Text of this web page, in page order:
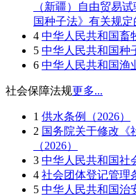
（新疆）自由贸易
国种子法》有关规定
4 中华人民共和国畜
5 中华人民共和国种
6 中华人民共和国渔
社会保障法规更多...
1 供水条例（2026）
2 国务院关于修改《
（2026）
3 中华人民共和国社
4 社会团体登记管理
5 中华人民共和国治